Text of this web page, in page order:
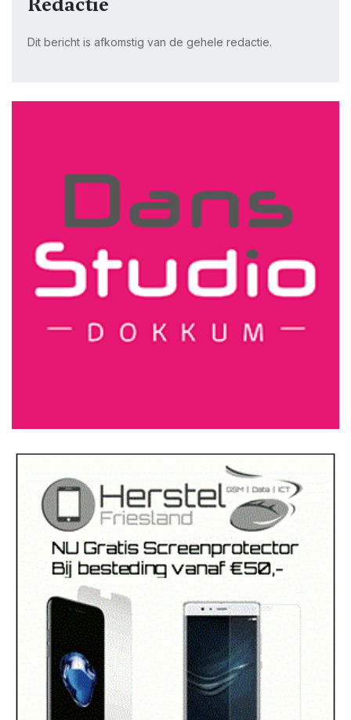
Dit bericht is afkomstig van de gehele redactie.